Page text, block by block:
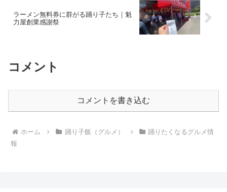
ラーメン無料券に群がる踊り子たち｜魁
力屋創業感謝祭
コメント
コメントを書き込む
ホーム 踊り子飯（グルメ）
踊りたくなるグルメ情
報